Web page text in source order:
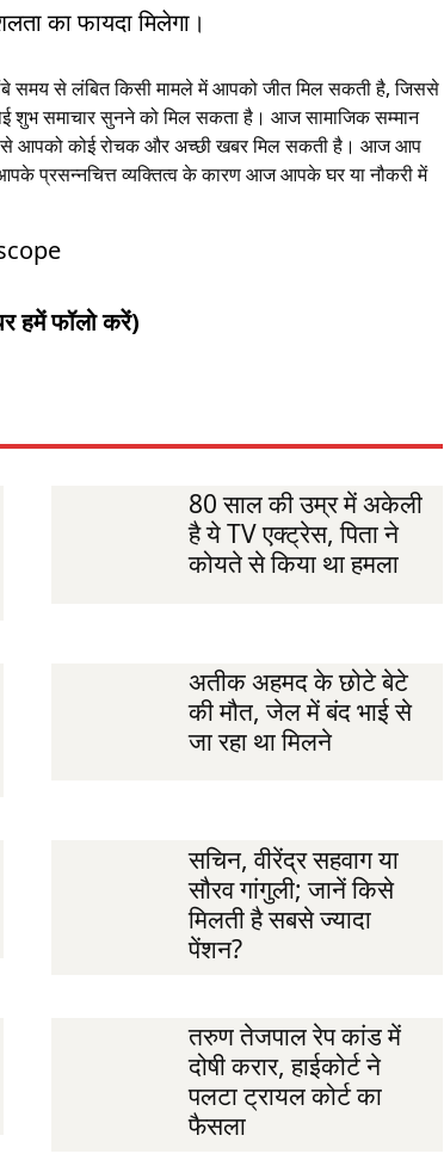
का फायदा मिलेगा।
समय से लंबित किसी मामले में आपको जीत मिल सकती है, जिससे
शुभ समाचार सुनने को मिल सकता है। आज सामाजिक सम्मान
से आपको कोई रोचक और अच्छी खबर मिल सकती है। आज आप
प्रसन्नचित्त व्यक्तित्व के कारण आज आपके घर या नौकरी में
हमें फॉलो करें)
80 साल की उम्र में अकेली
है ये TV एक्ट्रेस, पिता ने
कोयते से किया था हमला
अतीक अहमद के छोटे बेटे
की मौत, जेल में बंद भाई से
जा रहा था मिलने
सचिन, वीरेंद्र सहवाग या
सौरव गांगुली; जानें किसे
मिलती है सबसे ज्यादा
पेंशन?
तरुण तेजपाल रेप कांड में
दोषी करार, हाईकोर्ट ने
पलटा ट्रायल कोर्ट का
फैसला